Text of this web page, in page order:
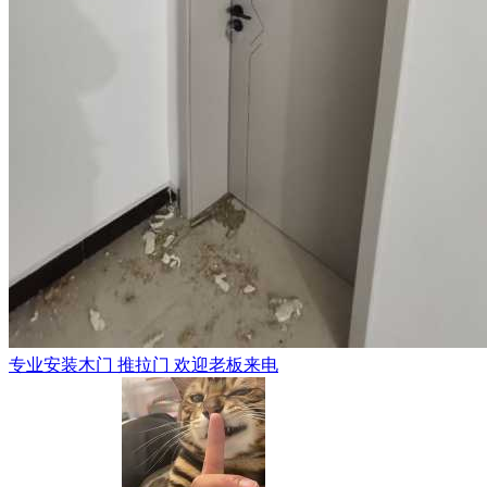
专业安装木门 推拉门 欢迎老板来电